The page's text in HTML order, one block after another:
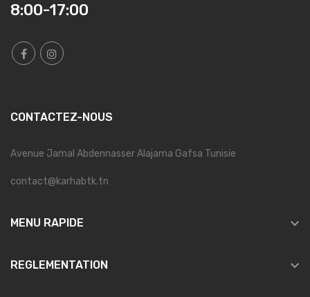
8:00-17:00
CONTACTEZ-NOUS
Avenue Jamal Abdennasser Alajama Gafsa Tunisie
contact@karhabtk.tn
MENU RAPIDE 
REGLEMENTATION 